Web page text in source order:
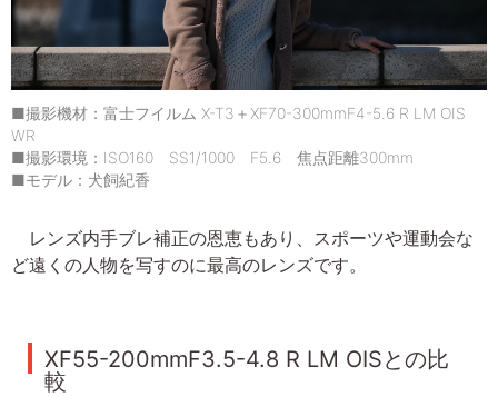
■撮影機材：富士フイルム X-T3＋XF70-300mmF4-5.6 R LM OIS
WR
■撮影環境：ISO160 SS1/1000 F5.6 焦点距離300mm
■モデル：犬飼紀香
レンズ内手ブレ補正の恩恵もあり、スポーツや運動会な
ど遠くの人物を写すのに最高のレンズです。
XF55-200mmF3.5-4.8 R LM OISとの比
較